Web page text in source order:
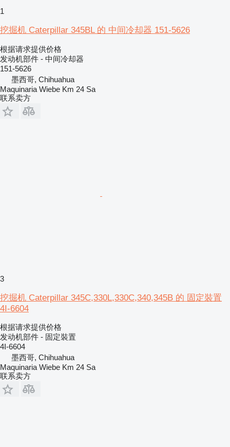
1
挖掘机 Caterpillar 345BL 的 中间冷却器 151-5626
根据请求提供价格
发动机部件 - 中间冷却器
151-5626
墨西哥, Chihuahua
Maquinaria Wiebe Km 24 Sa
联系卖方
3
挖掘机 Caterpillar 345C,330L,330C,340,345B 的 固定裝置
4I-6604
根据请求提供价格
发动机部件 - 固定裝置
4I-6604
墨西哥, Chihuahua
Maquinaria Wiebe Km 24 Sa
联系卖方